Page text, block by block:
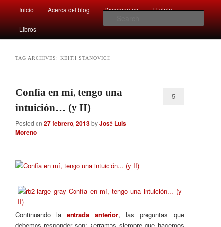
Afán por saber
nos rodea
Main
menu
Skip
to
Skip
to
Inicio Acerca del blog Documentos El viaje …
Libros
TAG ARCHIVES: KEITH STANOVICH
Confía en mí, tengo una
intuición… (y II)
Posted on 27 febrero, 2013byJosé Luis
Moreno
5
Continuando la entrada anterior, las preguntas que
debemos responder son: ¿erramos siempre que hacemos